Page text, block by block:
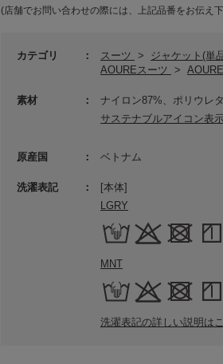
(店舗でお問い合わせの際には、上記品番をお伝え
カテゴリ スーツ >
ジャケット(単
AOUREスーツ >
素材
ナイロン87%、ポリウレ
サステナブルアイコン表
原産国 ベトナム
洗濯表記
[本体]
LGRY
MNT
洗濯表記の詳しい説明は